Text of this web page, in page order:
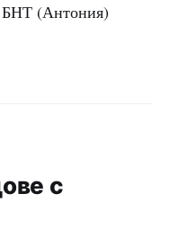
БНТ (Антония)
с